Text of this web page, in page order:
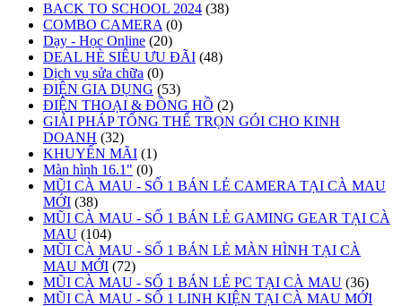
BACK TO SCHOOL 2024 (38)
COMBO CAMERA (0)
Dạy - Học Online (20)
DEAL HÈ SIÊU ƯU ĐÃI (48)
Dịch vụ sửa chữa (0)
ĐIỆN GIA DỤNG (53)
ĐIỆN THOẠI & ĐỒNG HỒ (2)
GIẢI PHÁP TỔNG THỂ TRỌN GÓI CHO KINH
DOANH (32)
KHUYẾN MÃI (1)
Màn hình 16.1" (0)
MŨI CÀ MAU - SỐ 1 BÁN LẺ CAMERA TẠI CÀ MAU
MỚI (38)
MŨI CÀ MAU - SỐ 1 BÁN LẺ GAMING GEAR TẠI CÀ
MAU (104)
MŨI CÀ MAU - SỐ 1 BÁN LẺ MÀN HÌNH TẠI CÀ
MAU MỚI (72)
MŨI CÀ MAU - SỐ 1 BÁN LẺ PC TẠI CÀ MAU (36)
MŨI CÀ MAU - SỐ 1 LINH KIỆN TẠI CÀ MAU MỚI